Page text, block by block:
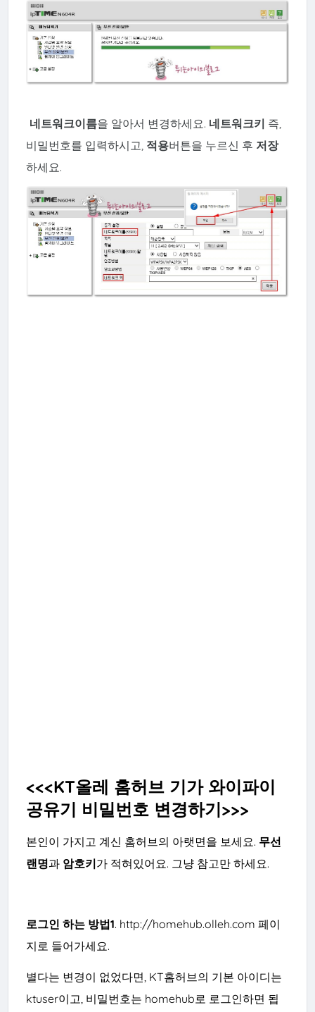
네트워크이름을 알아서 변경하세요. 네트워크키 즉,
비밀번호를 입력하시고, 적용버튼을 누르신 후 저장
하세요.
<<<KT올레 홈허브 기가 와이파이
공유기 비밀번호 변경하기>>>
본인이 가지고 계신 홈허브의 아랫면을 보세요. 무선
랜명과 암호키가 적혀있어요. 그냥 참고만 하세요.
로그인 하는 방법1. http://homehub.olleh.com 페이
지로 들어가세요.
별다는 변경이 없었다면, KT홈허브의 기본 아이디는
ktuser이고, 비밀번호는 homehub로 로그인하면 됩